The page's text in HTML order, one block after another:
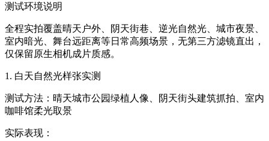
测试环境说明
全程实拍覆盖晴天户外、阴天街巷、逆光自然光、城市夜景、
室内暗光、舞台远距离等日常高频场景，无第三方滤镜直出，
仅保留原生相机成片质感。
1. 白天自然光样张实测
测试方法：晴天城市公园绿植人像、阴天街头建筑抓拍、室内
咖啡馆柔光取景
实际表现：